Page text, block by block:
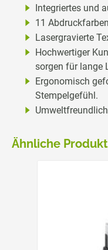
Integriertes und
11
Lasergravierte
Hochwertiger
sorgen für lange
Ergonomisch
Stempelgefühl.
Ähnliche